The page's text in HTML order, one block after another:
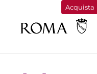
Acquista